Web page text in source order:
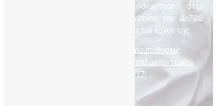
Διοικητικού Συμβουλίου, έχει αναρτήσει στην
κεντρική ιστοσελίδα του το λογότυπο της ΔηΤΟΒ
αναγνωρίζοντας τη σημαντικότητα του έργου της.
Δείτε επίσης τους όρους και τις προϋποθεσεις
λειτουργίας των Τραπεζών Ομφαλοπλακουντιακού
Αίματος (ΦΕΚ τ.Β’, 1005 / 24-03-2017)